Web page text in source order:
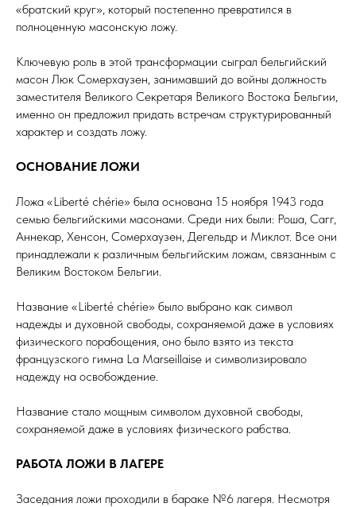
«братский круг», который постепенно превратился в
полноценную масонскую ложу.
Ключевую роль в этой трансформации сыграл бельгийский
масон Люк Сомерхаузен, занимавший до войны должность
заместителя Великого Секретаря Великого Востока Бельгии,
именно он предложил придать встречам структурированный
характер и создать ложу.
ОСНОВАНИЕ ЛОЖИ
Ложа «Liberté chérie» была основана 15 ноября 1943 года
семью бельгийскими масонами. Среди них были: Роша, Сагг,
Аннекар, Хенсон, Сомерхаузен, Дегельдр и Mиклот. Все они
принадлежали к различным бельгийским ложам, связанным с
Великим Востоком Бельгии.
Название «Liberté chérie» было выбрано как символ
надежды и духовной свободы, сохраняемой даже в условиях
физического порабощения, оно было взято из текста
французского гимна La Marseillaise и символизировало
надежду на освобождение.
Название стало мощным символом духовной свободы,
сохраняемой даже в условиях физического рабства.
РАБОТА ЛОЖИ В ЛАГЕРЕ
Заседания ложи проходили в бараке №6 лагеря. Несмотря